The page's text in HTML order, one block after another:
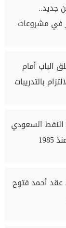
جديد..
في مشروعات
الباب أمام
بالتدريبات
النفط السعودي
عقد أحمد فتوح